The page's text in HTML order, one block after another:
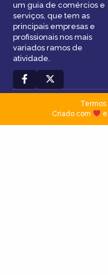
um guia de comércios e
serviços, que tem as
principais empresas e
profissionais nos mais
variados ramos de
atividade.
Termos|
Criado com
e